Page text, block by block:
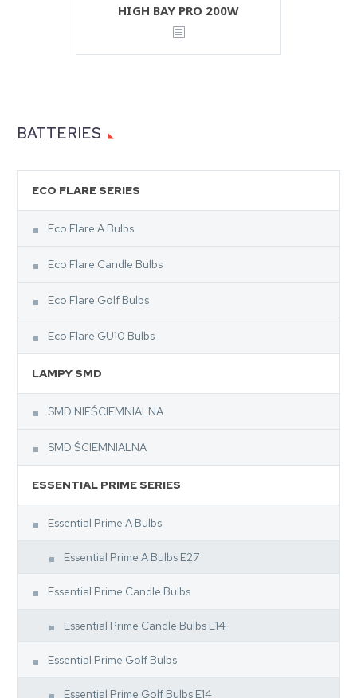
HIGH BAY PRO 200W
BATTERIES
ECO FLARE SERIES
Eco Flare A Bulbs
Eco Flare Candle Bulbs
Eco Flare Golf Bulbs
Eco Flare GU10 Bulbs
LAMPY SMD
SMD NIEŚCIEMNIALNA
SMD ŚCIEMNIALNA
ESSENTIAL PRIME SERIES
Essential Prime A Bulbs
Essential Prime A Bulbs E27
Essential Prime Candle Bulbs
Essential Prime Candle Bulbs E14
Essential Prime Golf Bulbs
Essential Prime Golf Bulbs E14